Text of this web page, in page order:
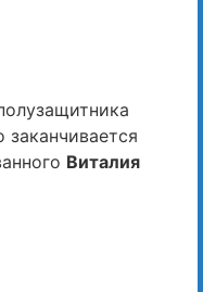
заканчивается
Виталия